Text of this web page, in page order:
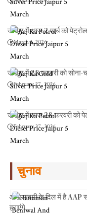
जयपुर में आज 2 मार्च को
March 1, 2026
जयपुर में 28 फरवरी को सोना-
February 27, 2026
जयपुर में आज 28 फरवरी को
February 27, 2026
चुनाव
आम आदमी के दिल में है AAP
हराएंगे